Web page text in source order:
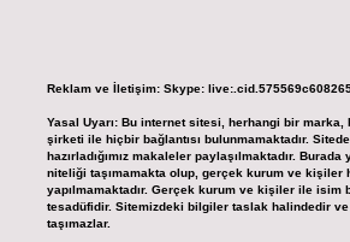
Reklam ve İletişim: Skype:
Yasal Uyarı: Bu internet sitesi, herhangi bir marka,
şirketi ile hiçbir bağlantısı bulunmamaktadır.
hazırladığımız makaleler paylaşılmaktadır.
niteliği taşımamakta olup, gerçek kurum ve kişiler
yapılmamaktadır. Gerçek kurum ve kişiler ile isim
tesadüfidir. Sitemizdeki bilgiler taslak halindedir
taşımazlar.